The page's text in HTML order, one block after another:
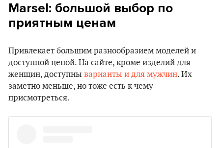
Marsel: большой выбор по
приятным ценам
Привлекает большим разнообразием моделей и
доступной ценой. На сайте, кроме изделий для
женщин, доступны варианты и для мужчин. Их
заметно меньше, но тоже есть к чему
присмотреться.